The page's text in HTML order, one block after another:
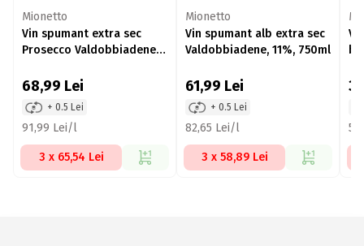
Mionetto
Vin spumant extra sec
Prosecco Valdobbiadene,
68,99 Lei
+ 0.5 Lei
91,99 Lei/l
3 x 65,54 Lei
Mionetto
Vin spumant alb extra sec
Valdobbiadene, 11%, 750ml
61,99 Lei
+ 0.5 Lei
82,65 Lei/l
3 x 58,89 Lei